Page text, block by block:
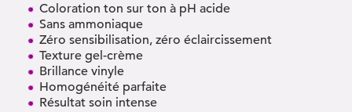
Coloration ton sur ton à pH acide
Sans ammoniaque
Zéro sensibilisation, zéro éclaircissement
Texture gel-crème
Brillance vinyle
Homogénéité parfaite
Résultat soin intense